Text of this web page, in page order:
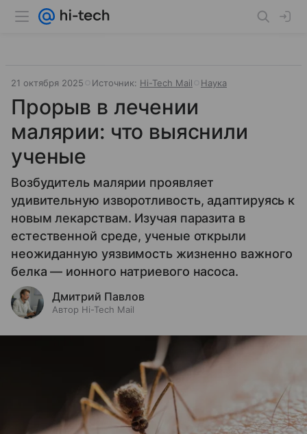
21 октября 2025 Источник: Hi-Tech Mail Наука
Прорыв в лечении
малярии: что выяснили
ученые
Возбудитель малярии проявляет
удивительную изворотливость, адаптируясь к
новым лекарствам. Изучая паразита в
естественной среде, ученые открыли
неожиданную уязвимость жизненно важного
белка — ионного натриевого насоса.
Дмитрий Павлов
Автор Hi-Tech Mail